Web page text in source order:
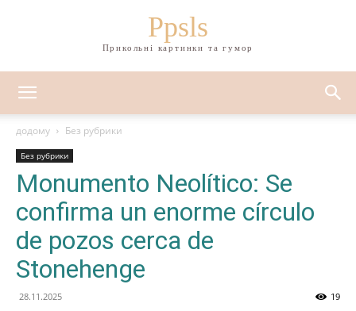
Ppsls
Прикольні картинки та гумор
додому Без рубрики
Без рубрики
Monumento Neolítico: Se
confirma un enorme círculo
de pozos cerca de
Stonehenge
28.11.2025 19